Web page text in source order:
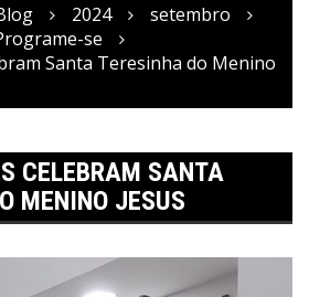
2024
setembro
se
Santa Teresinha do Menino
CELEBRAM SANTA
MENINO JESUS